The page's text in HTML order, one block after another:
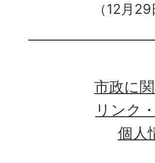
（12月
市政に
リンク
個人